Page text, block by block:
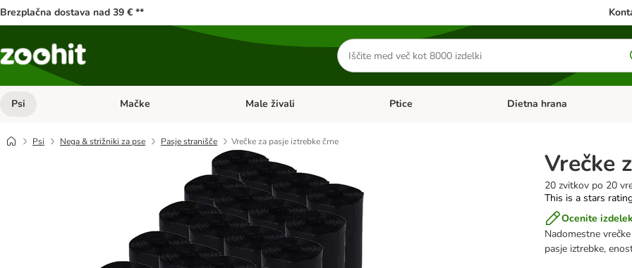
Brezplačna dostava nad 39 € **
Iskanje
izdelkov
Psi Odprite meni kategorij: Psi
Mačke Odprite meni kategorij: Mačke
Male živali Odprite meni kategorij: Male živali
Ptice Odprite meni kategorij: Ptice
Dietna hrana
Psi Nega & strižniki za pse Pasje stranišče Vrečke za pasje iztrebke črne
Vrečke
20 zvitkov po 20
This is a stars
Ocenite izdelek
Nadomestne
pasje iztrebke,